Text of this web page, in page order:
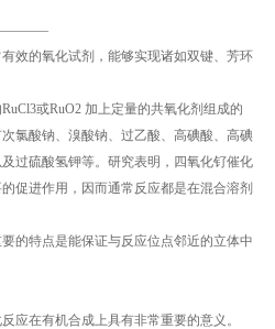
效的氧化试剂，能够实现诸如双键、芳环
或RuO2 加上定量的共氧化剂组成的
氯酸钠、溴酸钠、过乙酸、高碘酸、高碘
过硫酸氢钾等。研究表明，四氧化钌催化
促进作用，因而通常反应都是在混合溶剂
的特点是能保证与反应位点邻近的立体中
应在有机合成上具有非常重要的意义。